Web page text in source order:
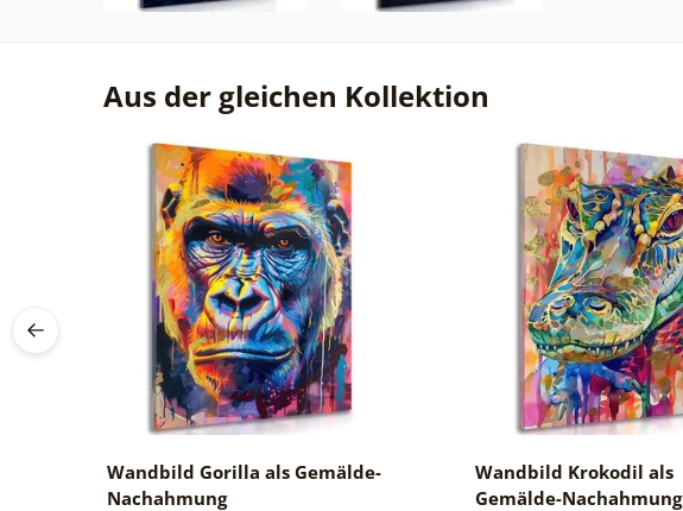
Aus der gleichen Kollektion
Wandbild Gorilla als Gemälde-
Nachahmung
Wandbild Krokodil als
Gemälde-Nachahmung